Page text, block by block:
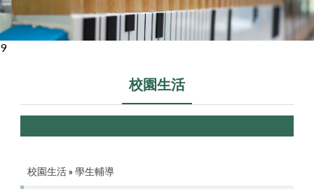
9
校園生活
校園生活» 學生輔導